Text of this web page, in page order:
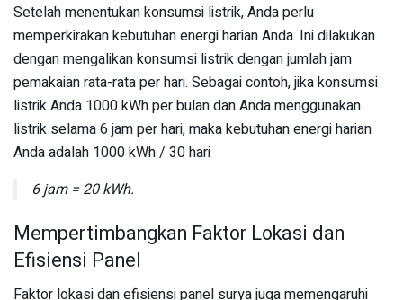
Setelah menentukan konsumsi listrik, Anda perlu
memperkirakan kebutuhan energi harian Anda. Ini dilakukan
dengan mengalikan konsumsi listrik dengan jumlah jam
pemakaian rata-rata per hari. Sebagai contoh, jika konsumsi
listrik Anda 1000 kWh per bulan dan Anda menggunakan
listrik selama 6 jam per hari, maka kebutuhan energi harian
Anda adalah 1000 kWh / 30 hari
6 jam = 20 kWh.
Mempertimbangkan Faktor Lokasi dan
Efisiensi Panel
Faktor lokasi dan efisiensi panel surya juga memengaruhi